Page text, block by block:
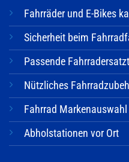
Fahrräder und E-Bikes
Sicherheit beim
Passende
Nützliches
Fahrrad Markenauswahl
Abholstationen vor Ort